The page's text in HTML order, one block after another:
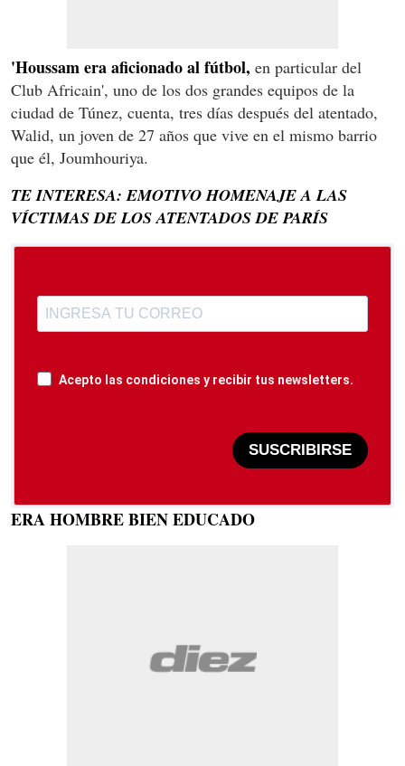
'Houssam era aficionado al fútbol, en particular del
Club Africain', uno de los dos grandes equipos de la
ciudad de Túnez, cuenta, tres días después del atentado,
Walid, un joven de 27 años que vive en el mismo barrio
que él, Joumhouriya.
TE INTERESA: EMOTIVO HOMENAJE A LAS
VÍCTIMAS DE LOS ATENTADOS DE PARÍS
Acepto las condiciones y recibir tus newsletters.
SUSCRIBIRSE
ERA HOMBRE BIEN EDUCADO